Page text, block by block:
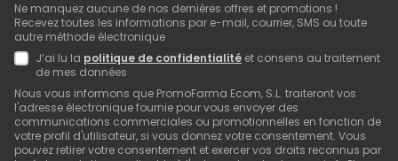
Ne manquez aucune de nos dernières offres et promotions !
Recevez toutes les informations par e-mail, courrier, SMS ou toute
autre méthode électronique
J’ai lu la politique de confidentialité et consens au traitement
de mes données
Nous vous informons que PromoFarma Ecom, S.L. traiteront vos
l'adresse électronique fournie pour vous envoyer des
communications commerciales ou promotionnelles en fonction de
votre profil d'utilisateur, si vous donnez votre consentement. Vous
pouvez retirer votre consentement et exercer vos droits reconnus par